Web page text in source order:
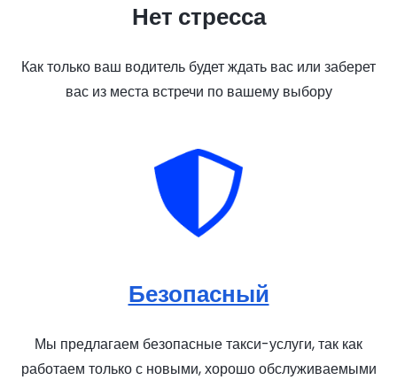
Нет стресса
Как только ваш водитель будет ждать вас или заберет
вас из места встречи по вашему выбору
Безопасный
Мы предлагаем безопасные такси-услуги, так как
работаем только с новыми, хорошо обслуживаемыми